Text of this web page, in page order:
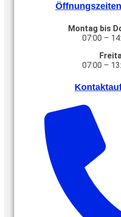
Montag bis
07:00 –
07:00 –